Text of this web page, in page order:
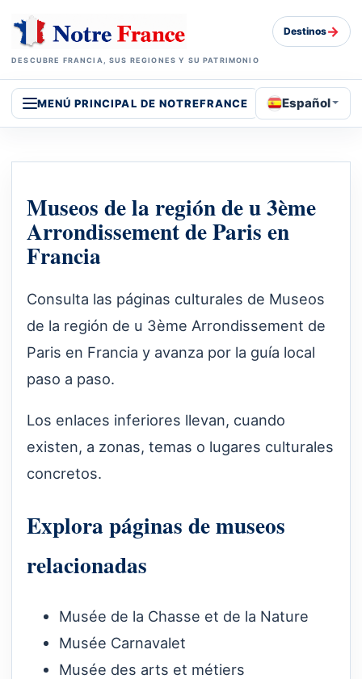
DESCUBRE FRANCIA, SUS REGIONES Y SU PATRIMONIO
Destinos→
MENÚ PRINCIPAL DE NOTREFRANCE Español
Museos de la región de u 3ème
Arrondissement de Paris en
Francia
Consulta las páginas culturales de Museos
de la región de u 3ème Arrondissement de
Paris en Francia y avanza por la guía local
paso a paso.
Los enlaces inferiores llevan, cuando
existen, a zonas, temas o lugares culturales
concretos.
Explora páginas de museos
relacionadas
Musée de la Chasse et de la Nature
Musée Carnavalet
Musée des arts et métiers